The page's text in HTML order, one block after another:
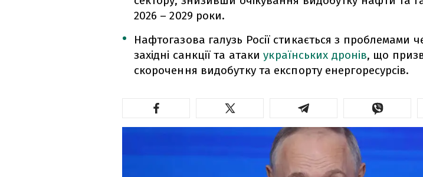
2026 – 2029 роки.
Нафтогазова галузь Росії стикається з проблемами
західні санкції та атакиукраїнських дронів, що
скорочення видобутку та експорту енергоресурсів.